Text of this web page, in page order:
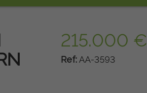
215.000 €
Ref: AA-3593